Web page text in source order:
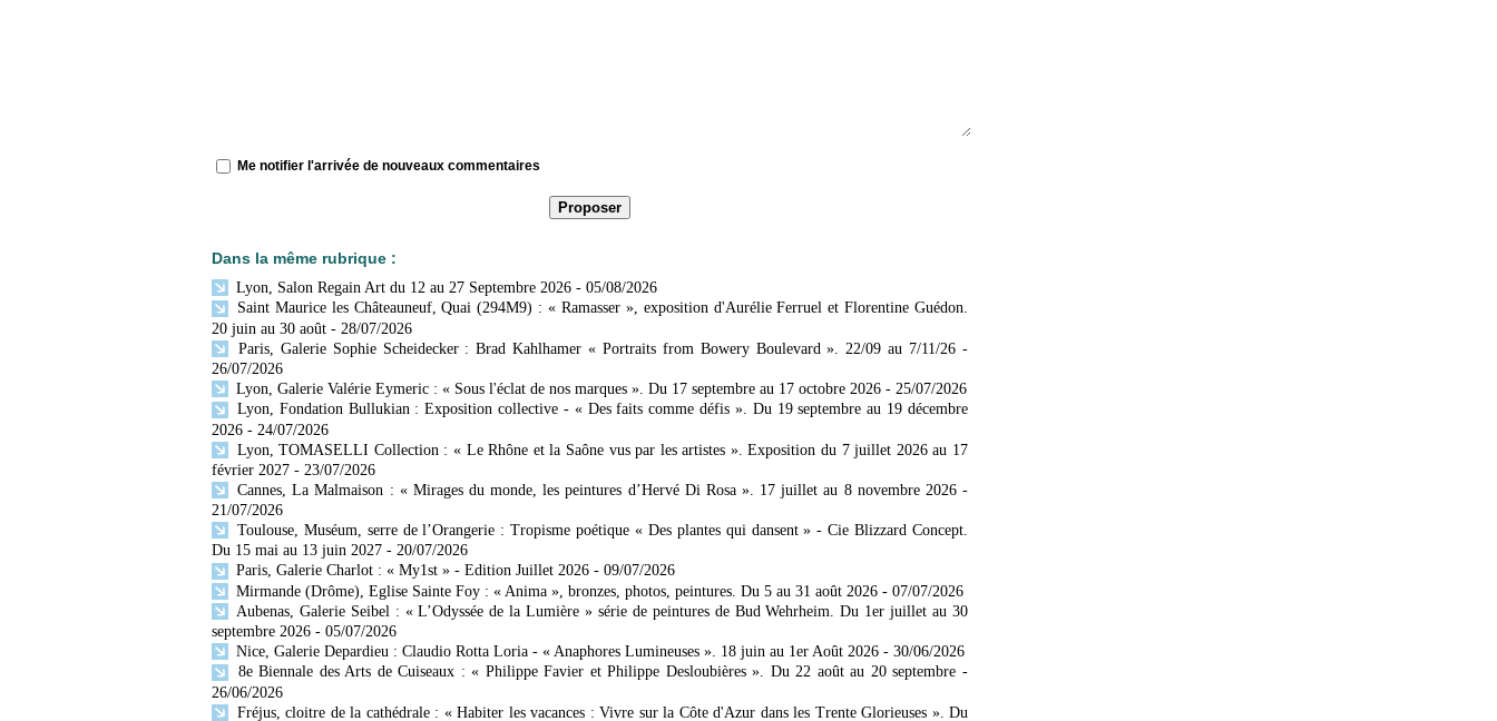
Me notifier l'arrivée de nouveaux commentaires
Dans la même rubrique :
Lyon, Salon Regain Art du 12 au 27 Septembre 2026 - 05/08/2026
Saint Maurice les Châteauneuf, Quai (294M9) : « Ramasser », exposition d'Aurélie Ferruel et Florentine Guédon.
20 juin au 30 août - 28/07/2026
Paris, Galerie Sophie Scheidecker : Brad Kahlhamer « Portraits from Bowery Boulevard ». 22/09 au 7/11/26 -
26/07/2026
Lyon, Galerie Valérie Eymeric : « Sous l'éclat de nos marques ». Du 17 septembre au 17 octobre 2026 - 25/07/2026
Lyon, Fondation Bullukian : Exposition collective - « Des faits comme défis ». Du 19 septembre au 19 décembre
2026 - 24/07/2026
Lyon, TOMASELLI Collection : « Le Rhône et la Saône vus par les artistes ». Exposition du 7 juillet 2026 au 17
février 2027 - 23/07/2026
Cannes, La Malmaison : « Mirages du monde, les peintures d’Hervé Di Rosa ». 17 juillet au 8 novembre 2026 -
21/07/2026
Toulouse, Muséum, serre de l’Orangerie : Tropisme poétique « Des plantes qui dansent » - Cie Blizzard Concept.
Du 15 mai au 13 juin 2027 - 20/07/2026
Paris, Galerie Charlot : « My1st » - Edition Juillet 2026 - 09/07/2026
Mirmande (Drôme), Eglise Sainte Foy : « Anima », bronzes, photos, peintures. Du 5 au 31 août 2026 - 07/07/2026
Aubenas, Galerie Seibel : « L’Odyssée de la Lumière » série de peintures de Bud Wehrheim. Du 1er juillet au 30
septembre 2026 - 05/07/2026
Nice, Galerie Depardieu : Claudio Rotta Loria - « Anaphores Lumineuses ». 18 juin au 1er Août 2026 - 30/06/2026
8e Biennale des Arts de Cuiseaux : « Philippe Favier et Philippe Desloubières ». Du 22 août au 20 septembre -
26/06/2026
Fréjus, cloitre de la cathédrale : « Habiter les vacances : Vivre sur la Côte d'Azur dans les Trente Glorieuses ». Du